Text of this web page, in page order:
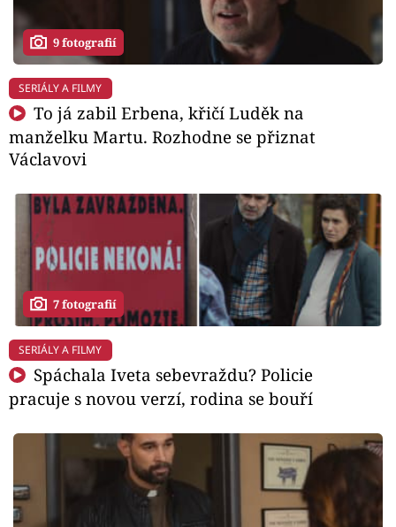
Sledujte nás
9 fotografií
SERIÁLY A FILMY
To já zabil Erbena, křičí Luděk na
manželku Martu. Rozhodne se přiznat
Václavovi
7 fotografií
SERIÁLY A FILMY
Spáchala Iveta sebevraždu? Policie
pracuje s novou verzí, rodina se bouří